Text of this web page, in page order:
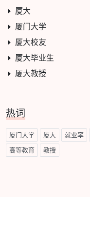
厦大
厦门大学
厦大校友
厦大毕业生
厦大教授
热词
厦门大学 厦大 就业率
高等教育 教授